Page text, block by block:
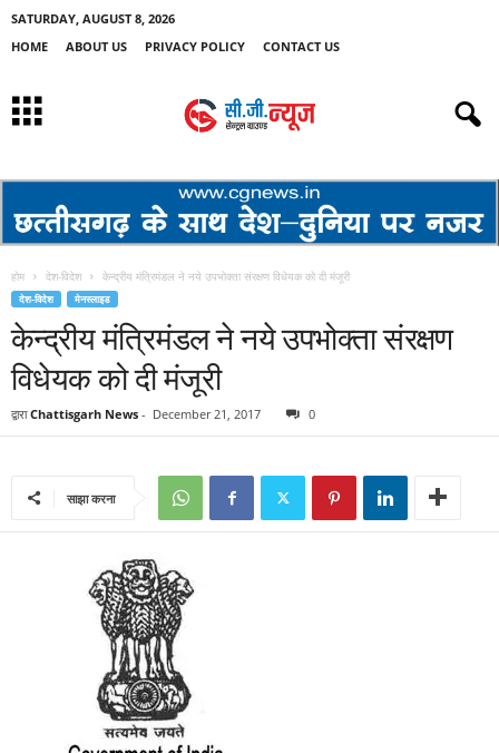
SATURDAY, AUGUST 8, 2026
HOME
ABOUT US PRIVACY POLICY CONTACT US
होम देश-विदेश केन्द्रीय मंत्रिमंडल ने नये उपभोक्ता संरक्षण विधेयक को दी मंजूरी
देश-विदेश मेनस्लाइड
केन्द्रीय मंत्रिमंडल ने नये उपभोक्ता संरक्षण
विधेयक को दी मंजूरी
द्वारा Chattisgarh News - December 21, 2017 0
साझा करना